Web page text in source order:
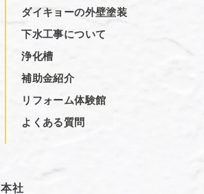
ダイキョーの外壁塗装
下水工事について
浄化槽
補助金紹介
リフォーム体験館
よくある質問
本社